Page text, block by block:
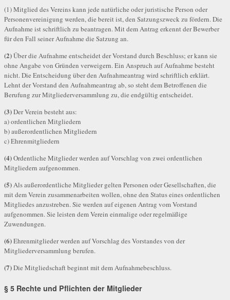
(1) Mitglied des Vereins kann jede natürliche oder juristische Person oder
Personenvereinigung werden, die bereit ist, den Satzungszweck zu fördern. Die
Aufnahme ist schriftlich zu beantragen. Mit dem Antrag erkennt der Bewerber
für den Fall seiner Aufnahme die Satzung an.
(2)Über die Aufnahme entscheidet der Vorstand durch Beschluss; er kann sie
ohne Angabe von Gründen verweigern. Ein Anspruch auf Aufnahme besteht
nicht. Die Entscheidung über den Aufnahmeantrag wird schriftlich erklärt.
Lehnt der Vorstand den Aufnahmeantrag ab, so steht dem Betroffenen die
Berufung zur Mitgliederversammlung zu, die endgültig entscheidet.
(3)Der Verein besteht aus:
a) ordentlichen Mitgliedern
b) außerordentlichen Mitgliedern
c) Ehrenmitgliedern
(4)Ordentliche Mitglieder werden auf Vorschlag von zwei ordentlichen
Mitgliedern aufgenommen.
(5)Als außerordentliche Mitglieder gelten Personen oder Gesellschaften, die
mit dem Verein zusammenarbeiten wollen, ohne den Status eines ordentlichen
Mitgliedes anzustreben. Sie werden auf eigenen Antrag vom Vorstand
aufgenommen. Sie leisten dem Verein einmalige oder regelmäßige
Zuwendungen.
(6)Ehrenmitglieder werden auf Vorschlag des Vorstandes von der
Mitgliederversammlung berufen.
(7)Die Mitgliedschaft beginnt mit dem Aufnahmebeschluss.
§ 5 Rechte und Pflichten der Mitglieder